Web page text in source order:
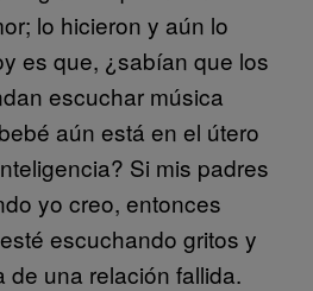
lo hicieron y aún lo
es que, ¿sabían que los
escuchar música
aún está en el útero
Si mis padres
yo creo, entonces
escuchando gritos y
de una relación fallida.